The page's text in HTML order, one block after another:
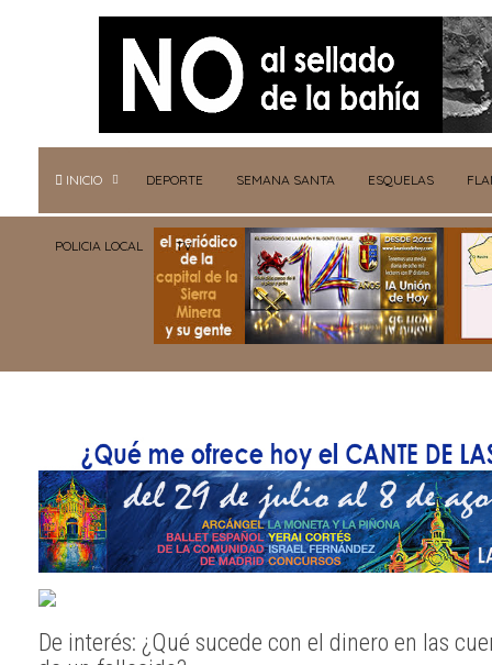
INICIO DEPORTE SEMANA SANTA ESQUELAS
POLICIA LOCAL TV
De interés: ¿Qué sucede con el dinero en las